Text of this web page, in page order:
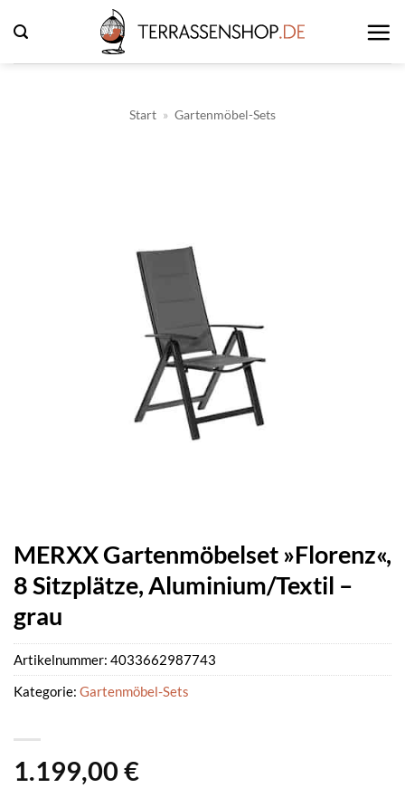
Inhalt
springen
Start » Gartenmöbel-Sets
MERXX Gartenmöbelset »Florenz«,
8 Sitzplätze, Aluminium/Textil –
grau
1.199,00 €
Artikelnummer: 4033662987743
Kategorie: Gartenmöbel-Sets